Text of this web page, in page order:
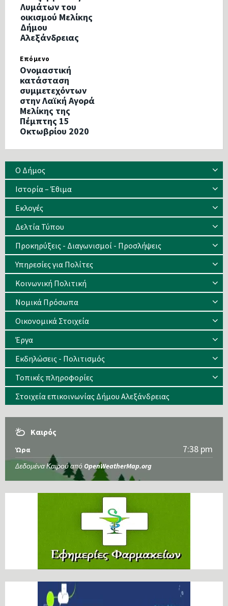
Λυμάτων του
οικισμού Μελίκης
Δήμου
Αλεξάνδρειας
Επόμενο
Ονομαστική
κατάσταση
συμμετεχόντων
στην Λαϊκή Αγορά
Μελίκης της
Πέμπτης 15
Οκτωβρίου 2020
Ο Δήμος
Ιστορία – Έθιμα
Eκλογές
Δελτία Τύπου
Προκηρύξεις - Διαγωνισμοί - Προσλήψεις
Υπηρεσίες για Πολίτες
Κοινωνική Πολιτική
Νομικά Πρόσωπα
Οικονομικά Στοιχεία
Έργα
Εκδηλώσεις - Πολιτισμός
Τοπικές πληροφορίες
Στοιχεία επικοινωνίας Δήμου Αλεξάνδρειας
Καιρός
Ώρα 7:38 pm
Δεδομένα Καιρού από OpenWeatherMap.org